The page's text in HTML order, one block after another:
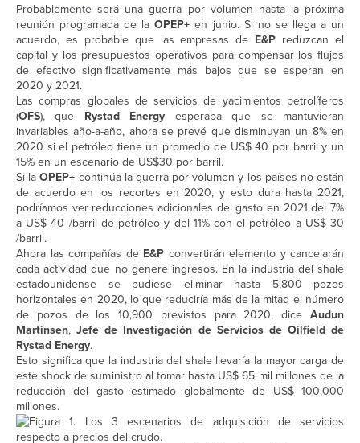
Probablemente será una guerra por volumen hasta la próxima
reunión programada de laOPEP+ en junio. Si no se llega a un
acuerdo, es probable que las empresas de E&P reduzcan el
capital y los presupuestos operativos para compensar los flujos
de efectivo significativamente más bajos que se esperan en
2020 y 2021.
Las compras globales de servicios de yacimientos petrolíferos
(OFS), que Rystad Energy esperaba que se mantuvieran
invariables año-a-año, ahora se prevé que disminuyan un 8% en
2020 si el petróleo tiene un promedio de US$ 40 por barril y un
15% en un escenario de US$30 por barril.
Si laOPEP+ continúa la guerra por volumen y los países no están
de acuerdo en los recortes en 2020, y esto dura hasta 2021,
podríamos ver reducciones adicionales del gasto en 2021 del 7%
a US$ 40 /barril de petróleo y del 11% con el petróleo a US$ 30
/barril.
Ahora las compañías deE&P convertirán elemento y cancelarán
cada actividad que no genere ingresos. En la industria del shale
estadounidense se pudiese eliminar hasta 5,800 pozos
horizontales en 2020, lo que reduciría más de la mitad el número
de pozos de los 10,900 previstos para 2020, dice Audun
Martinsen,Jefe de Investigación de Servicios de Oilfield de
Rystad Energy.
Esto significa que la industria del shale llevaría la mayor carga de
este shock de suministro al tomar hasta US$ 65 mil millones de la
reducción del gasto estimado globalmente de US$ 100,000
millones.